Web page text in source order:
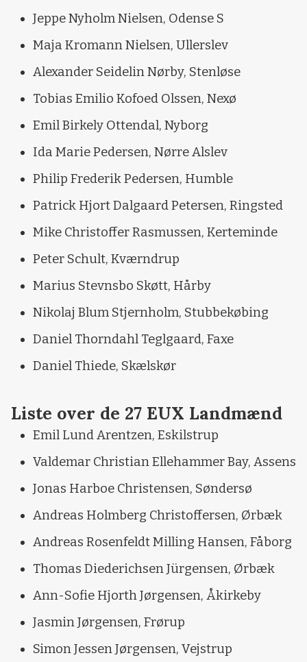
Jeppe Nyholm Nielsen, Odense S
Maja Kromann Nielsen, Ullerslev
Alexander Seidelin Nørby, Stenløse
Tobias Emilio Kofoed Olssen, Nexø
Emil Birkely Ottendal, Nyborg
Ida Marie Pedersen, Nørre Alslev
Philip Frederik Pedersen, Humble
Patrick Hjort Dalgaard Petersen, Ringsted
Mike Christoffer Rasmussen, Kerteminde
Peter Schult, Kværndrup
Marius Stevnsbo Skøtt, Hårby
Nikolaj Blum Stjernholm, Stubbekøbing
Daniel Thorndahl Teglgaard, Faxe
Daniel Thiede, Skælskør
Liste over de 27 EUX Landmænd
Emil Lund Arentzen, Eskilstrup
Valdemar Christian Ellehammer Bay, Assens
Jonas Harboe Christensen, Søndersø
Andreas Holmberg Christoffersen, Ørbæk
Andreas Rosenfeldt Milling Hansen, Fåborg
Thomas Diederichsen Jürgensen, Ørbæk
Ann-Sofie Hjorth Jørgensen, Åkirkeby
Jasmin Jørgensen, Frørup
Simon Jessen Jørgensen, Vejstrup